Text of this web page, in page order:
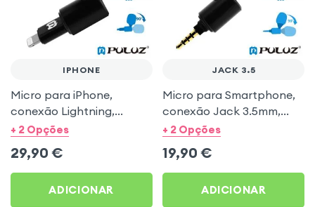
IPHONE
Micro para iPhone,
conexão Lightning,
Giratório com protecção
+ 2 Opções
29,90 €
ADICIONAR
JACK 3.5
Micro para Smartphone,
conexão Jack 3.5mm,
Giratório com protecção
+ 2 Opções
19,90 €
ADICIONAR